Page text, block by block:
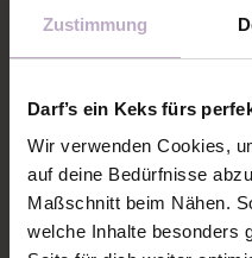
Zustimmung
Darf’s ein Keks fürs
Wir verwenden Cookies,
auf deine Bedürfnisse
Maßschnitt beim Nähen.
welche Inhalte besonders